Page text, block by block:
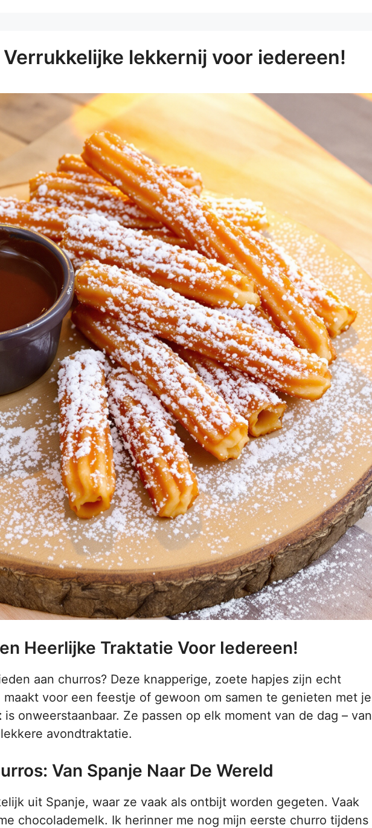
lekkernij voor iedereen!
Heerlijke Traktatie Voor Iedereen!
aan churros? Deze knapperige, zoete hapjes zijn echt
voor een feestje of gewoon om samen te genieten met je
is onweerstaanbaar. Ze passen op elk moment van de dag – van
avondtraktatie.
Van Spanje Naar De Wereld
uit Spanje, waar ze vaak als ontbijt worden gegeten. Vaak
chocolademelk. Ik herinner me nog mijn eerste churro tijdens